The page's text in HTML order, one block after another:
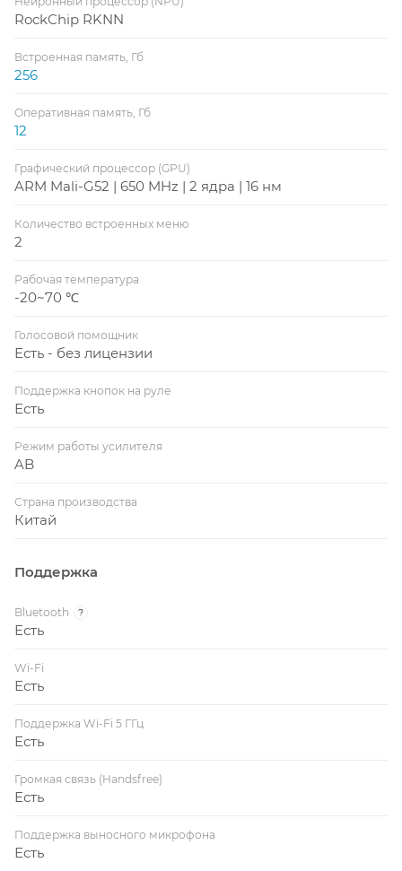
RockChip RKNN
Встроенная память, Гб
256
Оперативная память, Гб
12
Графический процессор (GPU)
ARM Mali-G52 | 650 MHz | 2 ядра | 16 нм
Количество встроенных меню
2
Рабочая температура
-20~70 ℃
Голосовой помощник
Есть - без лицензии
Поддержка кнопок на руле
Есть
Режим работы усилителя
AB
Страна производства
Китай
Поддержка
Bluetooth ?
Есть
Wi-Fi
Есть
Поддержка Wi-Fi 5 ГГц
Есть
Громкая связь (Handsfree)
Есть
Поддержка выносного микрофона
Есть